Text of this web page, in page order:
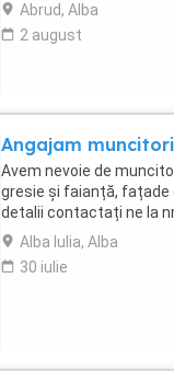
Abrud, Alba
2 august
Angajam
Avem nevoie de
gresie și faianță, fațade
detalii contactați ne la
Alba Iulia, Alba
30 iulie